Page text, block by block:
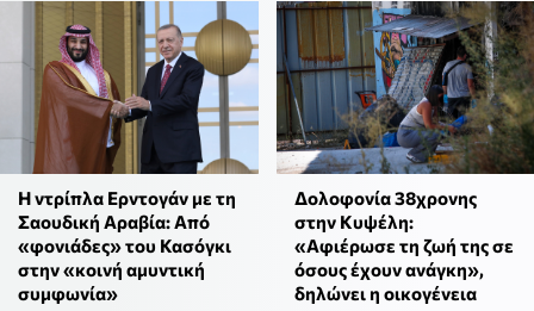
Η ντρίπλα Ερντογάν με τη
Σαουδική Αραβία: Από
«φονιάδες» του Κασόγκι
στην «κοινή αμυντική
συμφωνία»
Δολοφονία 38χρονης
στην Κυψέλη:
«Αφιέρωσε τη ζωή της σε
όσους έχουν ανάγκη»,
δηλώνει η οικογένεια